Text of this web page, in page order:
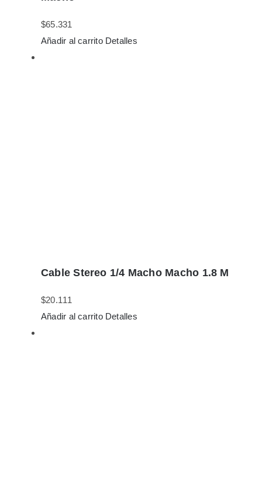
$65.331
Añadir al carrito Detalles
Cable Stereo 1/4 Macho Macho 1.8 M
$20.111
Añadir al carrito Detalles